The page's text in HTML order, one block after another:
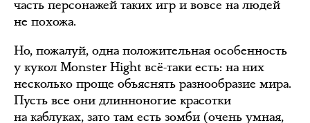
часть персонажей таких игр и вовсе на людей
не похожа.
Но, пожалуй, одна положительная особенность
у кукол Monster Hight всё-таки есть: на них
несколько проще объяснять разнообразие мира.
Пусть все они длинноногие красотки
на каблуках, зато там есть зомби (очень умная,